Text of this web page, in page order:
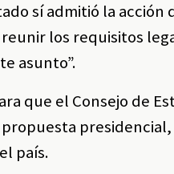
sí admitió la
los requisitos
asunto”.
que el Consejo de
país.